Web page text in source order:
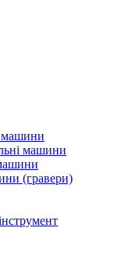
машини
машини
(гравери)